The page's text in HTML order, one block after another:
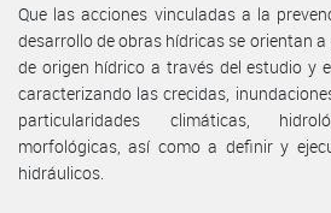
Que las acciones vinculadas a la
desarrollo de obras hídricas se orientan
de origen hídrico a través del estudio y
caracterizando las crecidas,
particularidades climáticas,
morfológicas, así como a definir y
hidráulicos.